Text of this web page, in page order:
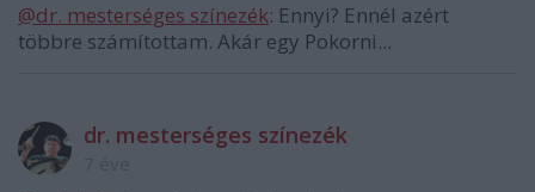
@dr. mesterséges színezék: Ennyi? Ennél azért
többre számítottam. Akár egy Pokorni...
dr. mesterséges színezék